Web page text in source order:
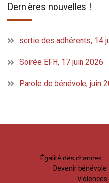
Dernières nouvelles !
sortie des adhérents, 14
Soirée EFH, 17 juin 2026
Parole de bénévole, juin
Égalité des chances
Devenir bénévole
Violences